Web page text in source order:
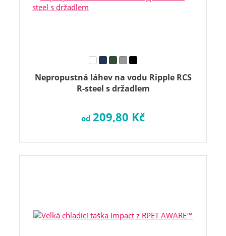
Nepropustná láhev na vodu Ripple RCS
R-steel s držadlem
od 209,80 Kč